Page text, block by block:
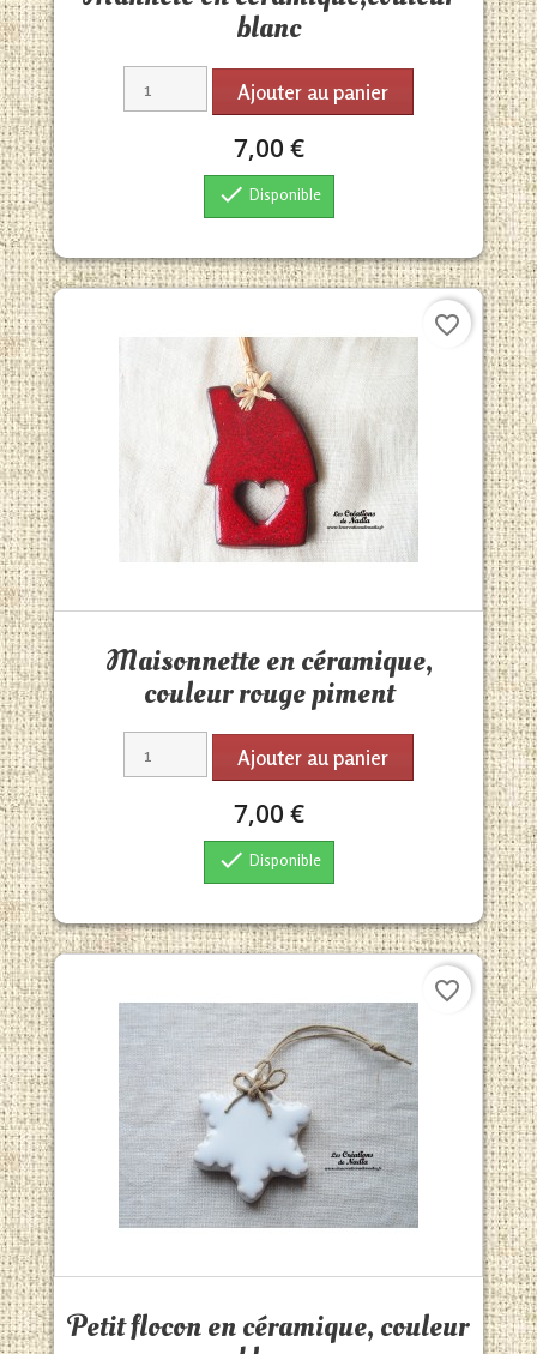
blanc
Ajouter au panier
7,00 €
 Disponible
Maisonnette en céramique,
couleur rouge piment
Ajouter au panier
7,00 €
 Disponible
favorite_border
Petit flocon en céramique, couleur
favorite_border